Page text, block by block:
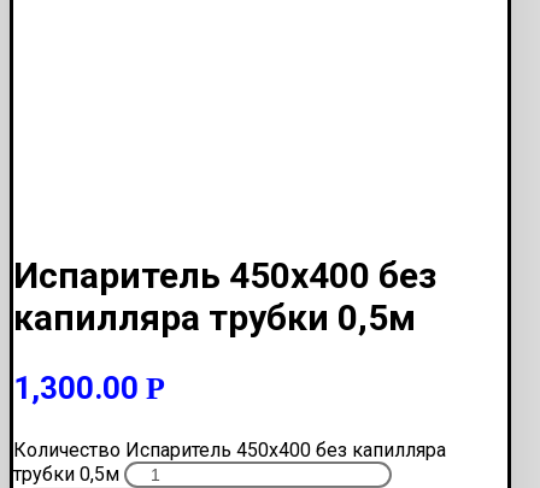
Испаритель 450х400 без
капилляра трубки 0,5м
1,300.00 Р
Количество Испаритель 450х400 без капилляра
трубки 0,5м